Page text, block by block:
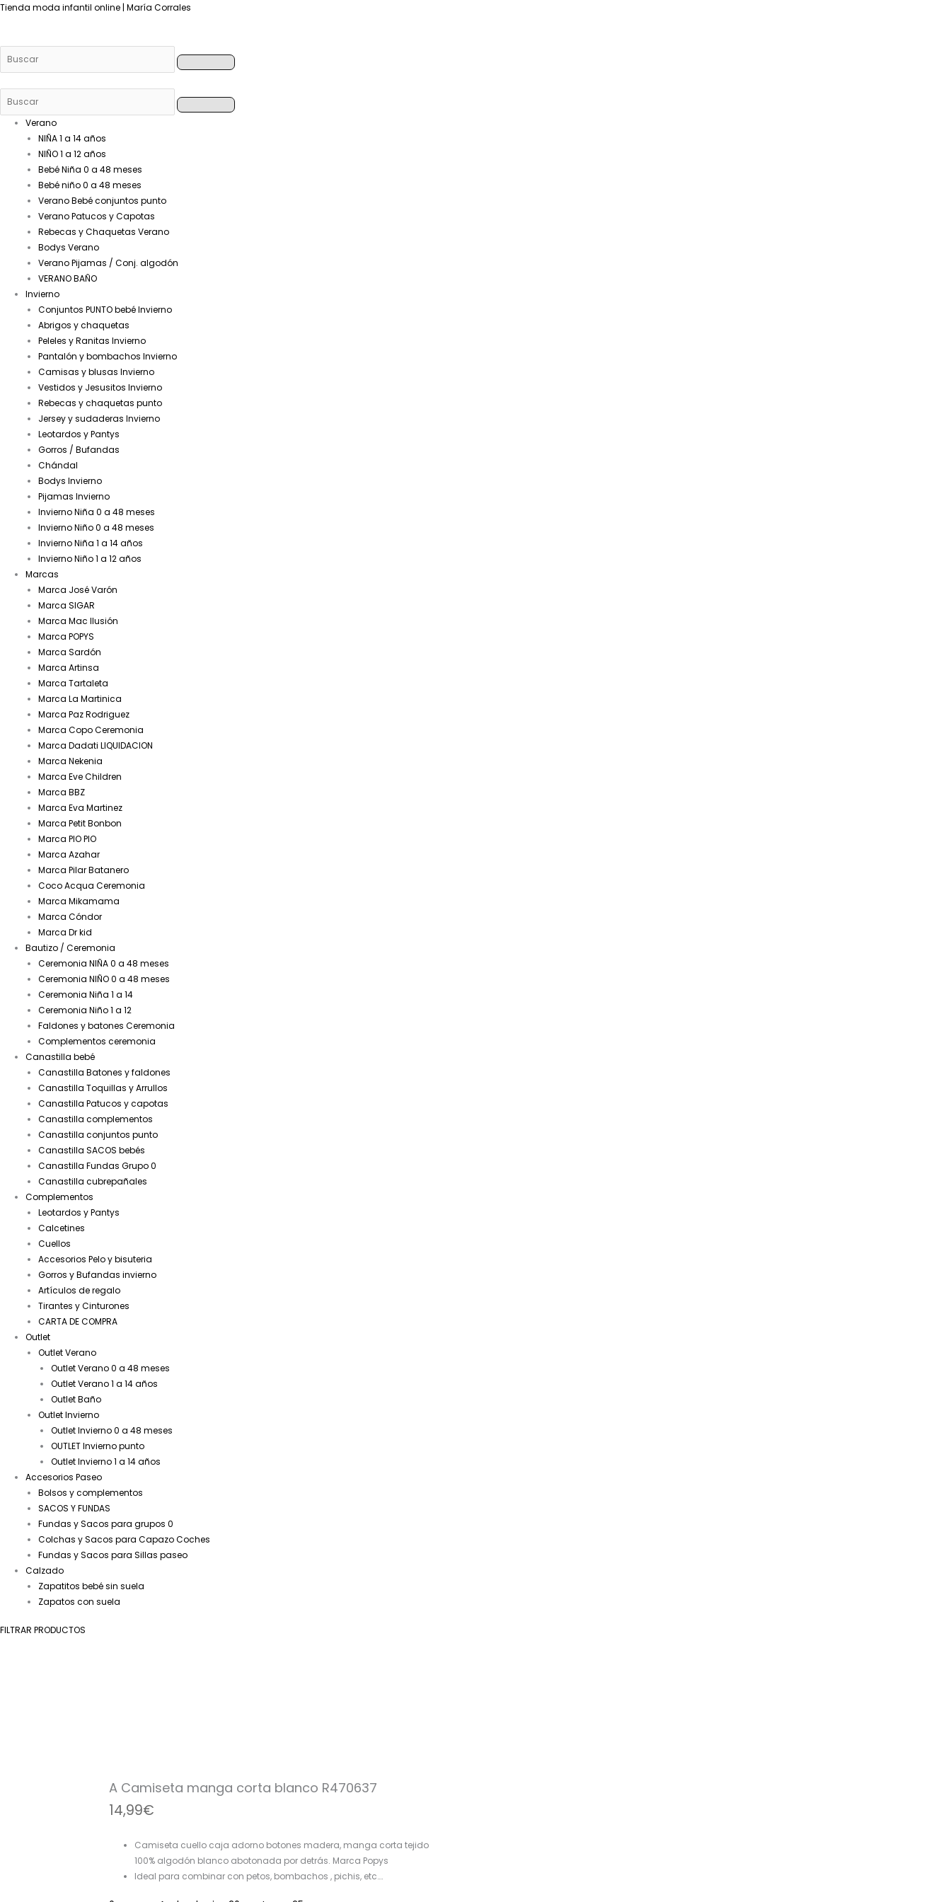
Tienda moda infantil online | María Corrales
Buscar
Buscar
Verano
NIÑA 1 a 14 años
NIÑO 1 a 12 años
Bebé Niña 0 a 48 meses
Bebé niño 0 a 48 meses
Verano Bebé conjuntos punto
Verano Patucos y Capotas
Rebecas y Chaquetas Verano
Bodys Verano
Verano Pijamas / Conj. algodón
VERANO BAÑO
Invierno
Conjuntos PUNTO bebé Invierno
Abrigos y chaquetas
Peleles y Ranitas Invierno
Pantalón y bombachos Invierno
Camisas y blusas Invierno
Vestidos y Jesusitos Invierno
Rebecas y chaquetas punto
Jersey y sudaderas Invierno
Leotardos y Pantys
Gorros / Bufandas
Chándal
Bodys Invierno
Pijamas Invierno
Invierno Niña 0 a 48 meses
Invierno Niño 0 a 48 meses
Invierno Niña 1 a 14 años
Invierno Niño 1 a 12 años
Marcas
Marca José Varón
Marca SIGAR
Marca Mac Ilusión
Marca POPYS
Marca Sardón
Marca Artinsa
Marca Tartaleta
Marca La Martinica
Marca Paz Rodriguez
Marca Copo Ceremonia
Marca Dadati LIQUIDACION
Marca Nekenia
Marca Eve Children
Marca BBZ
Marca Eva Martinez
Marca Petit Bonbon
Marca PIO PIO
Marca Azahar
Marca Pilar Batanero
Coco Acqua Ceremonia
Marca Mikamama
Marca Cóndor
Marca Dr kid
Bautizo / Ceremonia
Ceremonia NIÑA 0 a 48 meses
Ceremonia NIÑO 0 a 48 meses
Ceremonia Niña 1 a 14
Ceremonia Niño 1 a 12
Faldones y batones Ceremonia
Complementos ceremonia
Canastilla bebé
Canastilla Batones y faldones
Canastilla Toquillas y Arrullos
Canastilla Patucos y capotas
Canastilla complementos
Canastilla conjuntos punto
Canastilla SACOS bebés
Canastilla Fundas Grupo 0
Canastilla cubrepañales
Complementos
Leotardos y Pantys
Calcetines
Cuellos
Accesorios Pelo y bisuteria
Gorros y Bufandas invierno
Artículos de regalo
Tirantes y Cinturones
CARTA DE COMPRA
Outlet
Outlet Verano
Outlet Verano 0 a 48 meses
Outlet Verano 1 a 14 años
Outlet Baño
Outlet Invierno
Outlet Invierno 0 a 48 meses
OUTLET Invierno punto
Outlet Invierno 1 a 14 años
Accesorios Paseo
Bolsos y complementos
SACOS Y FUNDAS
Fundas y Sacos para grupos 0
Colchas y Sacos para Capazo Coches
Fundas y Sacos para Sillas paseo
Calzado
Zapatitos bebé sin suela
Zapatos con suela
FILTRAR PRODUCTOS
A Camiseta manga corta blanco R470637
14,99€
Camiseta cuello caja adorno botones madera, manga corta tejido
100% algodón blanco abotonada por detrás. Marca Popys
Ideal para combinar con petos, bombachos , pichis, etc….
cantidad